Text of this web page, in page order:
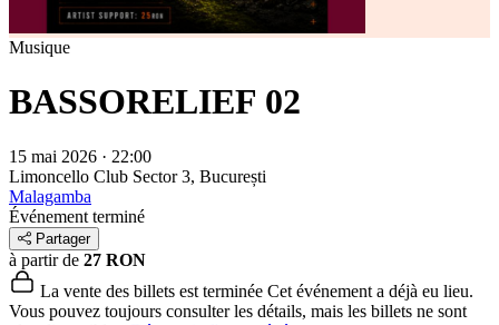
Musique
BASSORELIEF 02
15 mai 2026 · 22:00
Limoncello Club Sector 3, București
Malagamba
Événement terminé
Partager
à partir de 27 RON
La vente des billets est terminée Cet événement a déjà eu lieu.
Vous pouvez toujours consulter les détails, mais les billets ne sont